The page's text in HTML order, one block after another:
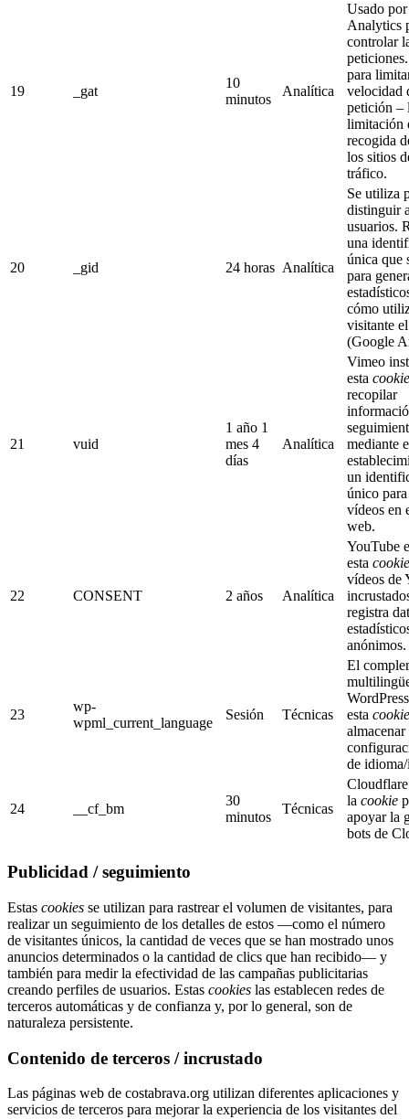
19 _gat
10
minutos
Analítica
Usado
Analytics
controlar
para
velocidad
petición –
limitación
recogida
los sitios
tráfico.
20 _gid 24 horas Analítica
Se utiliza
distinguir
usuarios.
una
única que
para
cómo
visitante
(Google
21 vuid
1 año 1
mes 4
días
Analítica
Vimeo
esta cookie
recopilar
mediante
un
único
vídeos en
web.
22 CONSENT 2 años Analítica
YouTube
esta cookie
vídeos de
registra
anónimos.
23
wp-
wpml_current_language
Sesión Técnicas
El
esta cookie
almacenar
de
24 __cf_bm
30
minutos
Técnicas
la cookie
apoyar la
bots de
Publicidad / seguimiento
Estas cookies se utilizan para rastrear el volumen de visitantes, para
realizar un seguimiento de los detalles de estos —como el número
de visitantes únicos, la cantidad de veces que se han mostrado unos
anuncios determinados o la cantidad de clics que han recibido— y
también para medir la efectividad de las campañas publicitarias
creando perfiles de usuarios. Estas cookies las establecen redes de
terceros automáticas y de confianza y, por lo general, son de
naturaleza persistente.
Contenido de terceros / incrustado
Las páginas web de costabrava.org utilizan diferentes aplicaciones y
servicios de terceros para mejorar la experiencia de los visitantes del